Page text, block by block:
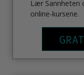
Lær Sannheten
online-kursene.